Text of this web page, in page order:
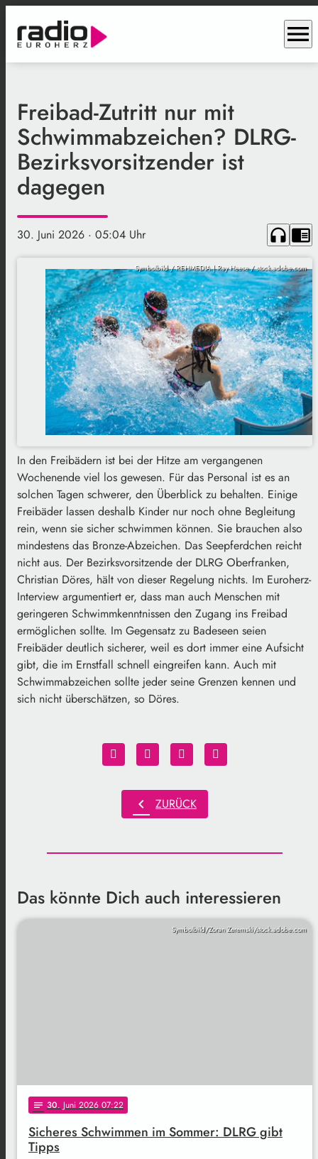
menu
Freibad-Zutritt nur mit
Schwimmabzeichen? DLRG-
Bezirksvorsitzender ist
dagegen
30. Juni 2026 · 05:04 Uhr headphones chrome_reader_mode
Symbolbild / REHMEDIA | Ray Heese / stock.adobe.com
In den Freibädern ist bei der Hitze am vergangenen
Wochenende viel los gewesen. Für das Personal ist es an
solchen Tagen schwerer, den Überblick zu behalten. Einige
Freibäder lassen deshalb Kinder nur noch ohne Begleitung
rein, wenn sie sicher schwimmen können. Sie brauchen also
mindestens das Bronze-Abzeichen. Das Seepferdchen reicht
nicht aus. Der Bezirksvorsitzende der DLRG Oberfranken,
Christian Döres, hält von dieser Regelung nichts. Im Euroherz-
Interview argumentiert er, dass man auch Menschen mit
geringeren Schwimmkenntnissen den Zugang ins Freibad
ermöglichen sollte. Im Gegensatz zu Badeseen seien
Freibäder deutlich sicherer, weil es dort immer eine Aufsicht
gibt, die im Ernstfall schnell eingreifen kann. Auch mit
Schwimmabzeichen sollte jeder seine Grenzen kennen und
sich nicht überschätzen, so Döres.
chevron_left ZURÜCK
Das könnte Dich auch interessieren
Symbolbild/Zoran Zeremski/stock.adobe.com
notes 30. Juni 2026 07:22
Sicheres Schwimmen im Sommer: DLRG gibt
Tipps